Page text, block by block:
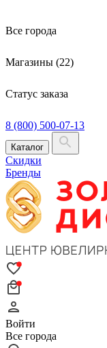
Все города
Магазины (22)
Статус заказа
8 (800) 500-07-13
Каталог
Скидки
Бренды
Войти
Все города